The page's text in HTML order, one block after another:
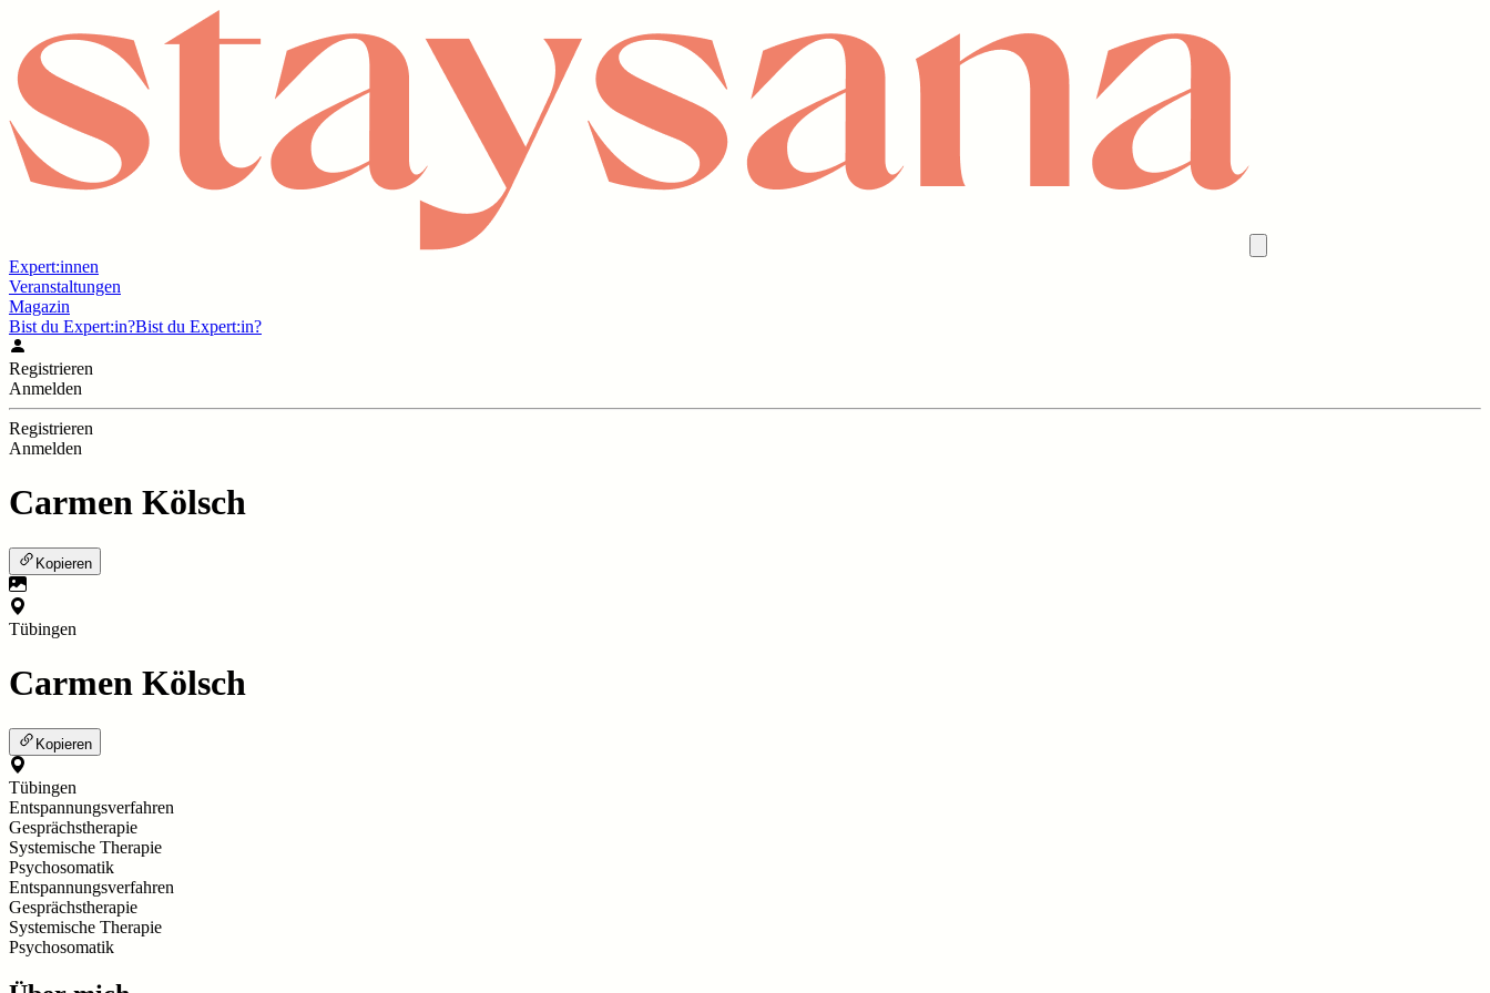
Expert:innen
Veranstaltungen
Magazin
Bist du Expert:in?Bist du Expert:in?
Registrieren
Anmelden
Registrieren
Anmelden
Carmen Kölsch
Kopieren
Tübingen
Carmen Kölsch
Kopieren
Tübingen
Entspannungsverfahren
Gesprächstherapie
Systemische Therapie
Psychosomatik
Entspannungsverfahren
Gesprächstherapie
Systemische Therapie
Psychosomatik